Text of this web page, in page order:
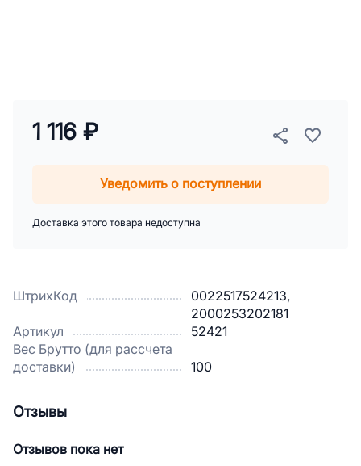
ШтрихКод
0022517524213,
2000253202181
Артикул
52421
Вес Брутто (для рассчета
доставки)
100
1 116 ₽
Уведомить о поступлении
Доставка этого товара недоступна
Отзывы
Отзывов пока нет